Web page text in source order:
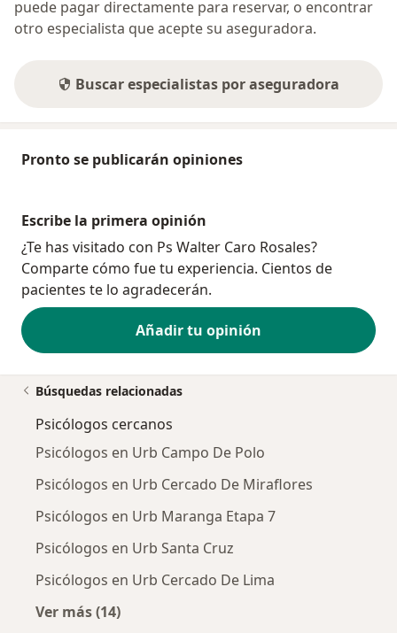
puede pagar directamente para reservar, o encontrar
otro especialista que acepte su aseguradora.
Buscar especialistas por aseguradora
Pronto se publicarán opiniones
Escribe la primera opinión
¿Te has visitado con Ps Walter Caro Rosales?
Comparte cómo fue tu experiencia. Cientos de
pacientes te lo agradecerán.
Añadir tu opinión
Búsquedas relacionadas
Psicólogos cercanos
Psicólogos en Urb Campo De Polo
Psicólogos en Urb Cercado De Miraflores
Psicólogos en Urb Maranga Etapa 7
Psicólogos en Urb Santa Cruz
Psicólogos en Urb Cercado De Lima
Ver más (14)